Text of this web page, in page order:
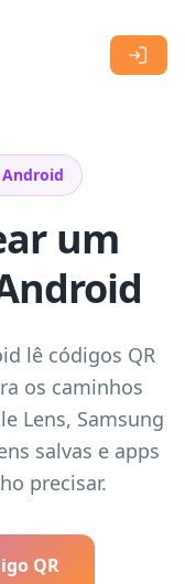
um
lê códigos QR
os caminhos
Lens, Samsung
salvas e apps
precisar.
QR